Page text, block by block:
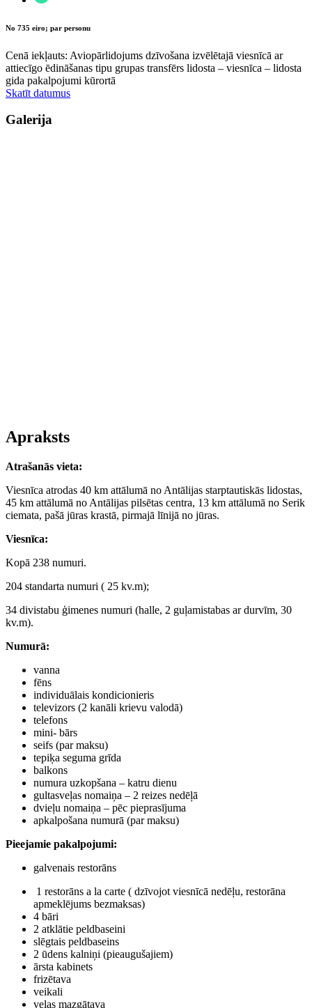
No 735 eiro; par personu
Cenā iekļauts: Aviopārlidojums dzīvošana izvēlētajā viesnīcā ar
attiecīgo ēdināšanas tipu grupas transfērs lidosta – viesnīca – lidosta
gida pakalpojumi kūrortā
Skatīt datumus
Galerija
Apraksts
Atrašanās vieta:
Viesnīca atrodas 40 km attālumā no Antālijas starptautiskās lidostas,
45 km attālumā no Antālijas pilsētas centra, 13 km attālumā no Serik
ciemata, pašā jūras krastā, pirmajā līnijā no jūras.
Viesnīca:
Kopā 238 numuri.
204 standarta numuri ( 25 kv.m);
34 divistabu ģimenes numuri (halle, 2 guļamistabas ar durvīm, 30
kv.m).
Numurā:
vanna
fēns
individuālais kondicionieris
televizors (2 kanāli krievu valodā)
telefons
mini- bārs
seifs (par maksu)
tepiķa seguma grīda
balkons
numura uzkopšana – katru dienu
gultasveļas nomaiņa – 2 reizes nedēļā
dvieļu nomaiņa – pēc pieprasījuma
apkalpošana numurā (par maksu)
Pieejamie pakalpojumi:
galvenais restorāns
1 restorāns a la carte ( dzīvojot viesnīcā nedēļu, restorāna
apmeklējums bezmaksas)
4 bāri
2 atklātie peldbaseini
slēgtais peldbaseins
2 ūdens kalniņi (pieaugušajiem)
ārsta kabinets
frizētava
veikali
veļas mazgātava